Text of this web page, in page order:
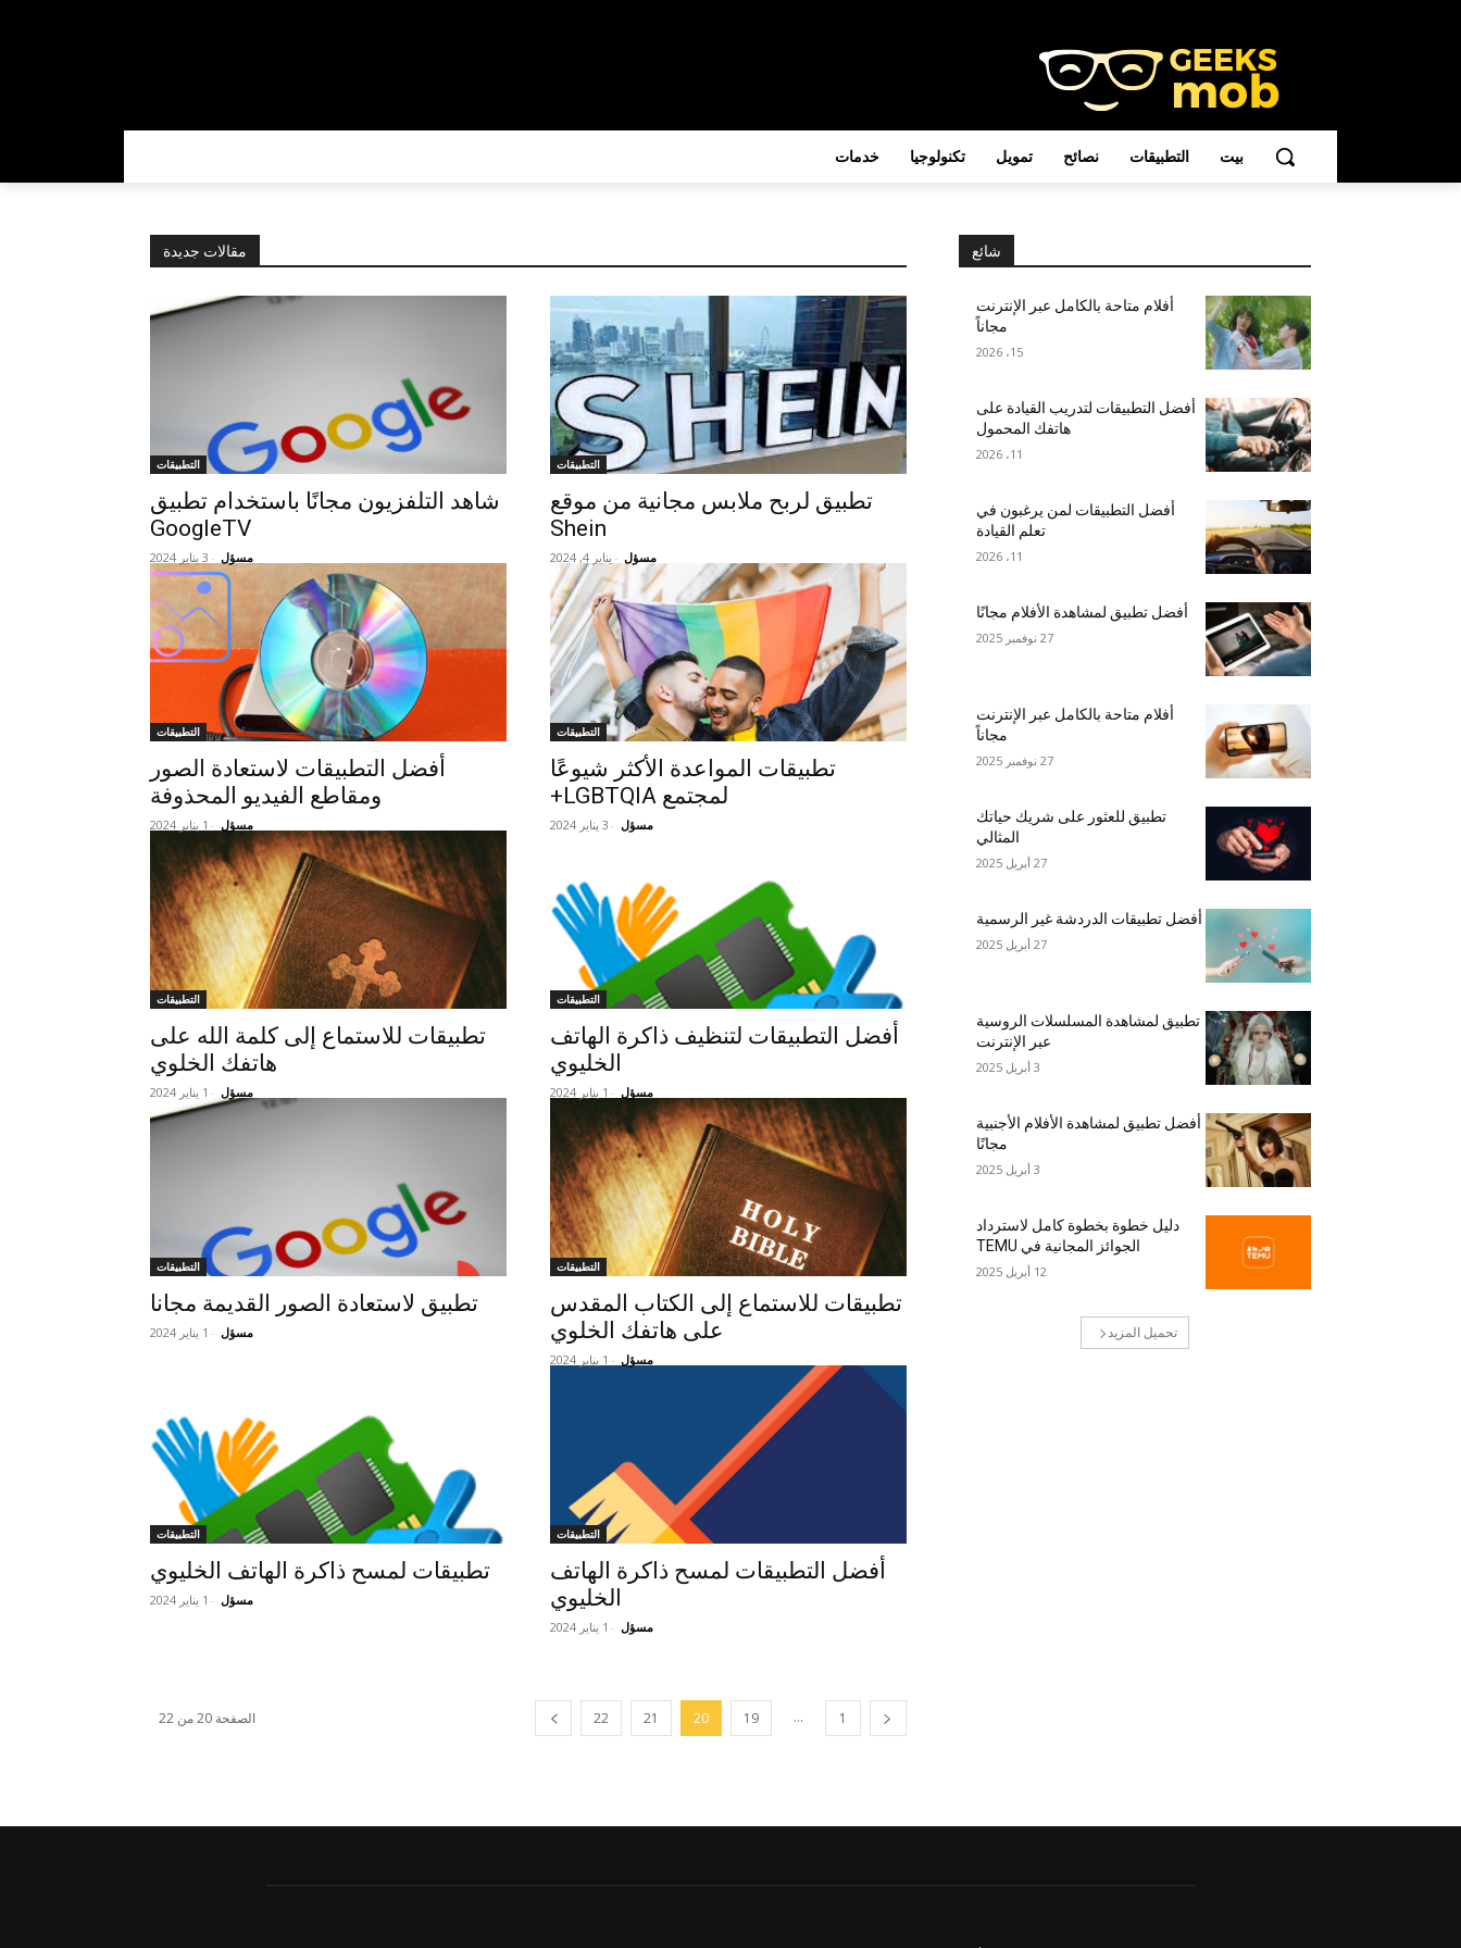
بيت التطبيقات نصائح تمويل تكنولوجيا خدمات
مقالات جديدة
التطبيقات
تطبيق لربح ملابس مجانية من موقع
Shein
مسؤل - يناير 4, 2024
التطبيقات
شاهد التلفزيون مجانًا باستخدام تطبيق
GoogleTV
مسؤل - 3 يناير 2024
التطبيقات
تطبيقات المواعدة الأكثر شيوعًا
لمجتمع LGBTQIA+
مسؤل - 3 يناير 2024
التطبيقات
أفضل التطبيقات لاستعادة الصور
ومقاطع الفيديو المحذوفة
مسؤل - 1 يناير 2024
التطبيقات
أفضل التطبيقات لتنظيف ذاكرة الهاتف
الخليوي
مسؤل - 1 يناير 2024
التطبيقات
تطبيقات للاستماع إلى كلمة الله على
هاتفك الخلوي
مسؤل - 1 يناير 2024
التطبيقات
تطبيقات للاستماع إلى الكتاب المقدس
على هاتفك الخلوي
مسؤل - 1 يناير 2024
التطبيقات
تطبيق لاستعادة الصور القديمة مجانا
مسؤل - 1 يناير 2024
التطبيقات
أفضل التطبيقات لمسح ذاكرة الهاتف
الخليوي
مسؤل - 1 يناير 2024
التطبيقات
تطبيقات لمسح ذاكرة الهاتف الخليوي
مسؤل - 1 يناير 2024
1
...
19
20
21
22 الصفحة 20 من 22
شائع
أفلام متاحة بالكامل عبر الإنترنت
مجاناً
15، 2026
أفضل التطبيقات لتدريب القيادة على
هاتفك المحمول
11، 2026
أفضل التطبيقات لمن يرغبون في
تعلم القيادة
11، 2026
أفضل تطبيق لمشاهدة الأفلام مجانًا
27 نوفمبر 2025
أفلام متاحة بالكامل عبر الإنترنت
مجاناً
27 نوفمبر 2025
تطبيق للعثور على شريك حياتك
المثالي
27 أبريل 2025
أفضل تطبيقات الدردشة غير الرسمية
27 أبريل 2025
تطبيق لمشاهدة المسلسلات الروسية
عبر الإنترنت
3 أبريل 2025
أفضل تطبيق لمشاهدة الأفلام الأجنبية
مجانًا
3 أبريل 2025
دليل خطوة بخطوة كامل لاسترداد
الجوائز المجانية في TEMU
12 أبريل 2025
تحميل المزيد